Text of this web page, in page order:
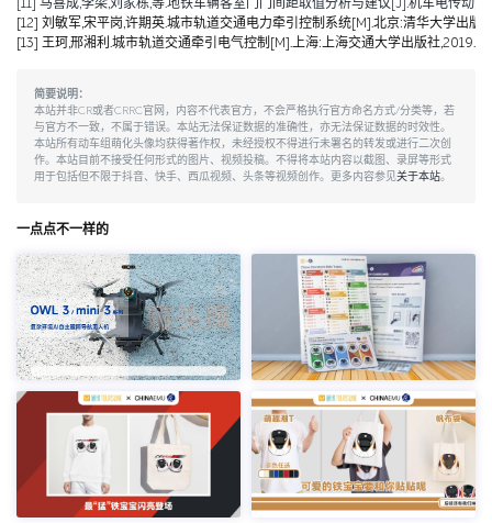
[11] 马喜成,李梁,刘家栋,等.地铁车辆客室门门间距取值分析与建议[J].机车电传动
[12] 刘敏军,宋平岗,许期英.城市轨道交通电力牵引控制系统[M].北京:清华大学出版
[13] 王珂,邢湘利.城市轨道交通牵引电气控制[M].上海:上海交通大学出版社,2019.
简要说明：
本站并非CR或者CRRC官网，内容不代表官方，不会严格执行官方命名方式/分类等，若
与官方不一致，不属于错误。本站无法保证数据的准确性，亦无法保证数据的时效性。
本站所有动车组萌化头像均获得著作权，未经授权不得进行未署名的转发或进行二次创
作。本站目前不接受任何形式的图片、视频投稿。不得将本站内容以截图、录屏等形式
用于包括但不限于抖音、快手、西瓜视频、头条等视频创作。更多内容参见关于本站。
一点点不一样的